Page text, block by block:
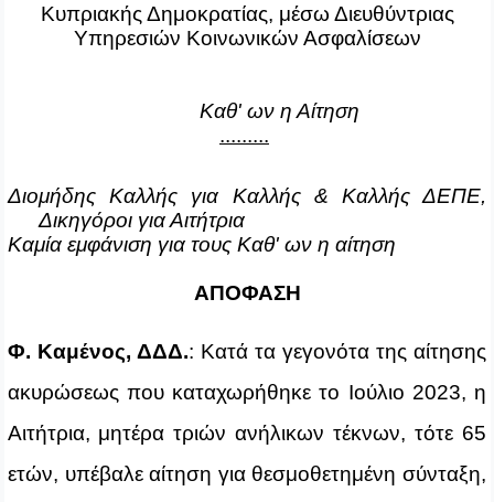
Κυπριακής Δημοκρατίας, μέσω Διευθύντριας
Υπηρεσιών Κοινωνικών Ασφαλίσεων
Καθ' ων η Αίτηση
.........
Διομήδης Καλλής για Καλλής & Καλλής ΔΕΠΕ,
Δικηγόροι για Αιτήτρια
Καμία εμφάνιση για τους Καθ' ων η αίτηση
ΑΠΟΦΑΣΗ
Φ. Καμένος, ΔΔΔ.: Κατά τα γεγονότα της αίτησης
ακυρώσεως που καταχωρήθηκε το Ιούλιο 2023, η
Αιτήτρια, μητέρα τριών ανήλικων τέκνων, τότε 65
ετών, υπέβαλε αίτηση για θεσμοθετημένη σύνταξη,